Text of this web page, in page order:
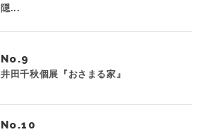
隠...
No.
井田千秋個展『おさまる家』
No.